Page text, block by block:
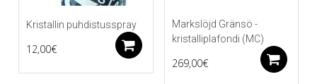
Kristallin puhdistusspray
12,00€ Lisää ostoskoriin
Markslöjd Gränsö -
kristalliplafondi (MC)
269,00€